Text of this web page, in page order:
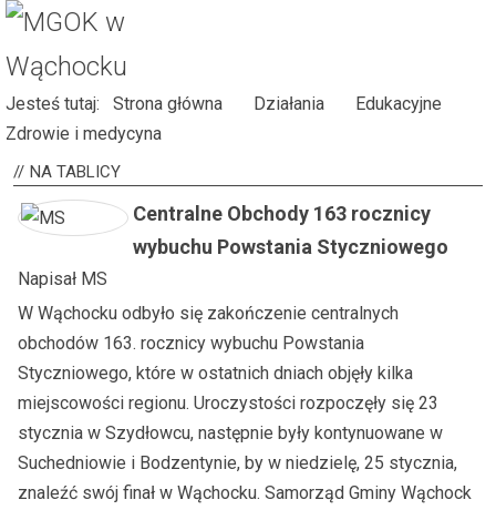
Jesteś tutaj: Strona główna Działania
Edukacyjne
Zdrowie i medycyna
NATABLICY
Centralne Obchody 163 rocznicy
wybuchu Powstania Styczniowego
Napisał MS
W Wąchocku odbyło się zakończenie centralnych
obchodów 163. rocznicy wybuchu Powstania
Styczniowego, które w ostatnich dniach objęły kilka
miejscowości regionu. Uroczystości rozpoczęły się 23
stycznia w Szydłowcu, następnie były kontynuowane w
Suchedniowie i Bodzentynie, by w niedzielę, 25 stycznia,
znaleźć swój finał w Wąchocku. Samorząd Gminy Wąchock